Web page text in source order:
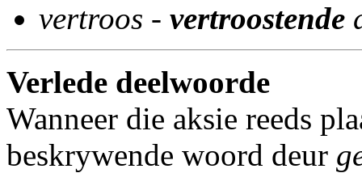
vertroos - vertroostende
Verlede deelwoorde
Wanneer die aksie reeds
beskrywende woord deur